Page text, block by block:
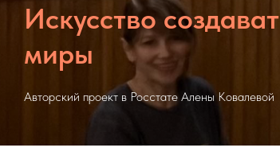
Искусство
миры
Авторский проект в Росстате Алены Ковалевой